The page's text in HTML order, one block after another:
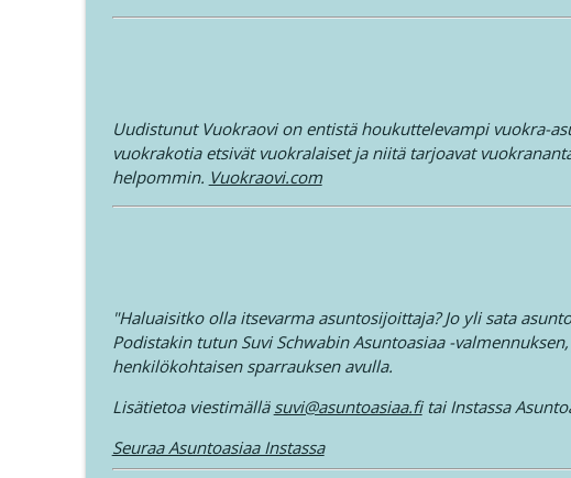
Uudistunut Vuokraovi on entistä houkuttelevampi vuokra-
vuokrakotia etsivät vuokralaiset ja niitä tarjoavat
helpommin. Vuokraovi.com
"Haluaisitko olla itsevarma asuntosijoittaja? Jo yli sata
Podistakin tutun Suvi Schwabin Asuntoasiaa -
henkilökohtaisen sparrauksen avulla.
Lisätietoa viestimällä suvi@asuntoasiaa.fitai Instassa
Seuraa Asuntoasiaa Instassa